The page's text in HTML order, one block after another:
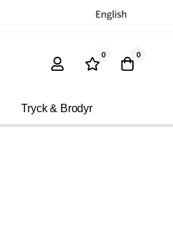
0 0
Tryck & Brodyr